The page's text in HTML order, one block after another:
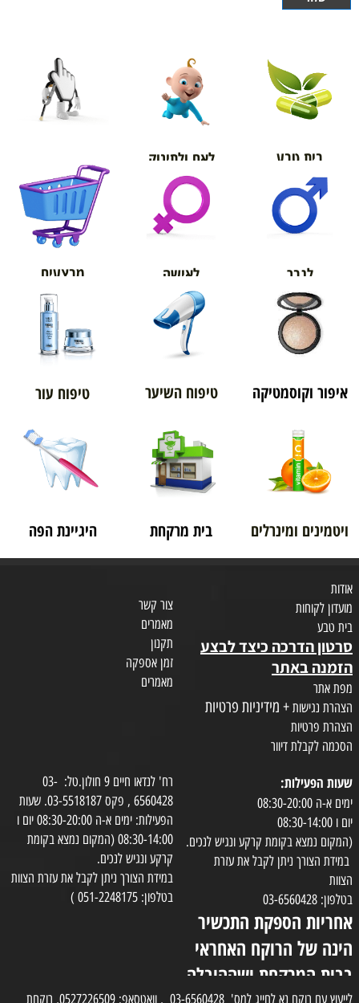
בית טבע לאם ולתינוק
אורטופדיה
לגבר לאישה מבצעים
איפור וקוסמטיקה טיפוח השיער טיפוח עור
ויטמינים ומינרלים בית מרקחת היגיינת הפה
אודות
מועדון לקוחות
בית טבע
סרטון הדרכה כיצד לבצע
הזמנה באתר
מפת אתר
הצהרת נגישות + מידיניות פרטיות
הצהרת פרטיות
הסכמה לקבלת דיוור
צור קשר
מאמרים
תקנון
זמן אספקה
מאמרים
שעות הפעילות:
ימים א-ה 08:30-20:00
יום ו 08:30-14:00
(המקום נמצא בקומת קרקע ונגיש לנכים.
במידת הצורך ניתן לקבל את עזרת
הצוות
בטלפון: 03-6560428
אחריות הספקת התכשיר
הינה של הרוקח האחראי
בבית המרקחת ושההובלה
רח' לנדאו חיים 9 חולון.טל: 03-
6560428 , פקס 03-5518187. שעות
הפעילות: ימים א-ה 08:30-20:00 יום ו
08:30-14:00 (המקום נמצא בקומת
קרקע ונגיש לנכים.
במידת הצורך ניתן לקבל את עזרת הצוות
בטלפון: 051-2248175 )
לייעוץ עם רוקח נא לחייג למס' 03-6560428 , וואטסאפ: 0527226509, רוקחת